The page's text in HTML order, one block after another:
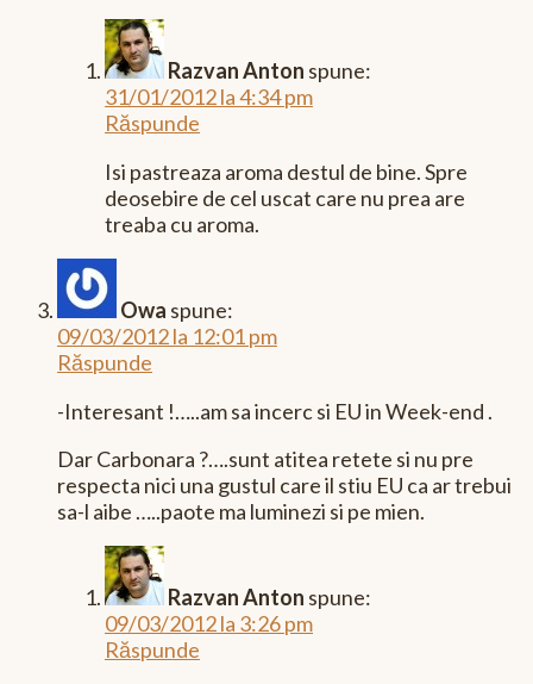
Razvan Anton spune:
31/01/2012 la 4:34 pm
Răspunde
Isi pastreaza aroma destul de bine. Spre
deosebire de cel uscat care nu prea are
treaba cu aroma.
Owa spune:
09/03/2012 la 12:01 pm
Răspunde
-Interesant !…..am sa incerc si EU in Week-end .
Dar Carbonara ?….sunt atitea retete si nu pre
respecta nici una gustul care il stiu EU ca ar trebui
sa-l aibe …..paote ma luminezi si pe mien.
Razvan Anton spune:
09/03/2012 la 3:26 pm
Răspunde